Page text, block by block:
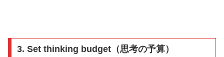
3. Set thinking budget（思考の予算）